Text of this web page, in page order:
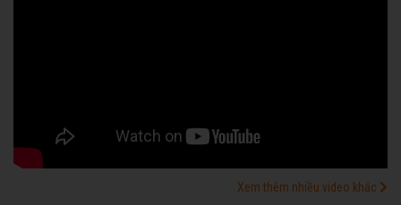
Xem thêm nhiều video khác